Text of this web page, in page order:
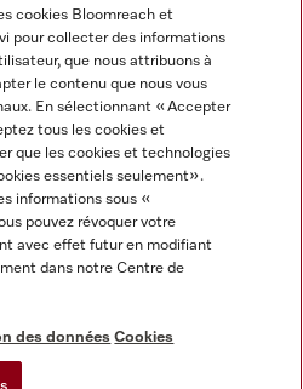
sur Pinterest
cookies Bloomreach et
pour collecter des informations
que nous attribuons à
le contenu que nous vous
En sélectionnant « Accepter
tous les cookies et
que les cookies et technologies
essentiels seulement».
informations sous «
pouvez révoquer votre
avec effet futur en modifiant
dans notre Centre de
des données Cookies